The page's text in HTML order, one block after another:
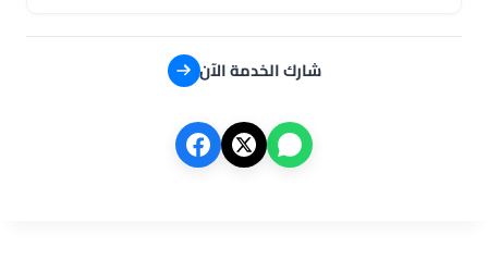
شارك الخدمة الآن